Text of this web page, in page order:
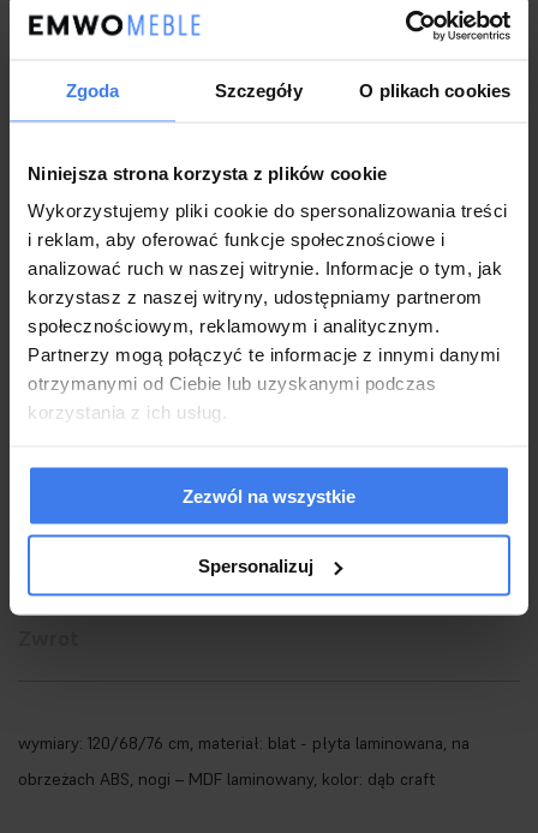
Zgoda Szczegóły O plikach cookies
Niniejsza strona korzysta z plików cookie
Wykorzystujemy pliki cookie do spersonalizowania treści
i reklam, aby oferować funkcje społecznościowe i
analizować ruch w naszej witrynie. Informacje o tym, jak
korzystasz z naszej witryny, udostępniamy partnerom
społecznościowym, reklamowym i analitycznym.
Partnerzy mogą połączyć te informacje z innymi danymi
otrzymanymi od Ciebie lub uzyskanymi podczas
korzystania z ich usług.
Zezwól na wszystkie
Spersonalizuj
Metody płatności
Kup z Alior Raty - do 30 rat 0%
zapytaj o produkt poleć znajomemu
Opis
Gwarancja i wysyłka
wymiary: 120/68/76 cm, materiał: blat - płyta laminowana, na
obrzeżach ABS, nogi – MDF laminowany, kolor: dąb craft